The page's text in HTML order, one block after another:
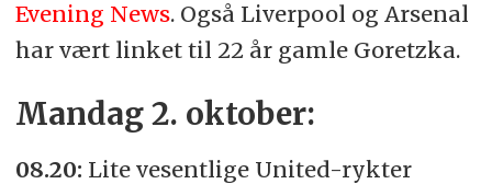
Evening News. Også Liverpool og Arsenal
har vært linket til 22 år gamle Goretzka.
Mandag 2. oktober:
08.20: Lite vesentlige United-rykter